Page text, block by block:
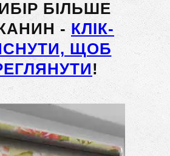
БІЛЬШЕ
- КЛІК-
ЩОБ
!